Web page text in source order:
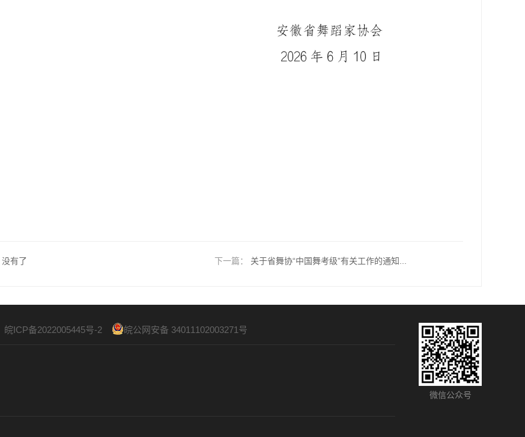
没有了 下一篇： 关于省舞协“中国舞考级”有关工作的通知...
皖ICP备2022005445号-2 皖公网安备 34011102003271号
微信公众号